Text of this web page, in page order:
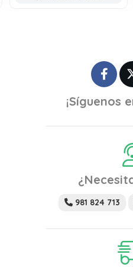
¡Síguenos
981 824 713